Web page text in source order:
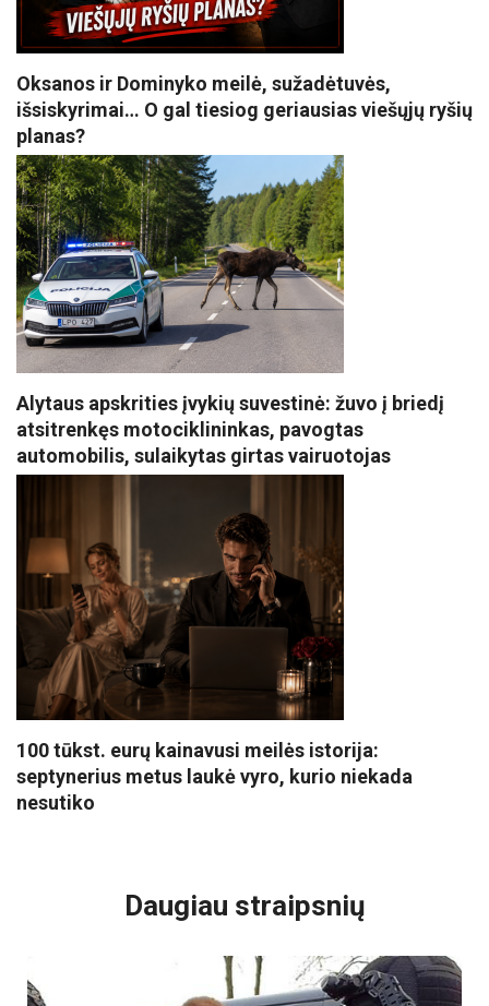
Oksanos ir Dominyko meilė, sužadėtuvės,
išsiskyrimai… O gal tiesiog geriausias viešųjų ryšių
planas?
Alytaus apskrities įvykių suvestinė: žuvo į briedį
atsitrenkęs motociklininkas, pavogtas
automobilis, sulaikytas girtas vairuotojas
100 tūkst. eurų kainavusi meilės istorija:
septynerius metus laukė vyro, kurio niekada
nesutiko
Daugiau straipsnių